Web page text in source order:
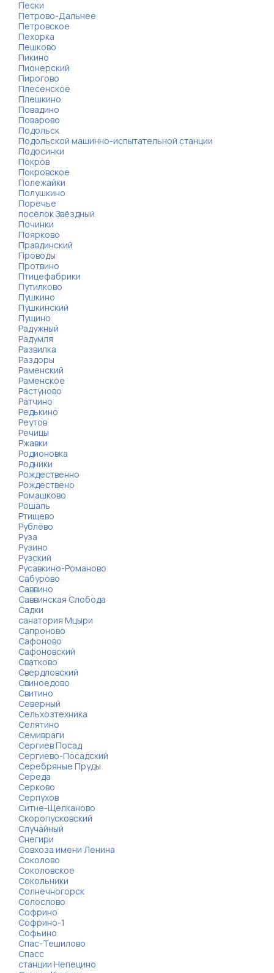
Пески
Петрово-Дальнее
Петровское
Пехорка
Пешково
Пикино
Пионерский
Пирогово
Плесенское
Плешкино
Повадино
Поварово
Подольск
Подольской машинно-испытательной станции
Подосинки
Покров
Покровское
Полежайки
Полушкино
Поречье
посёлок Звёздный
Починки
Поярково
Правдинский
Проводы
Протвино
Птицефабрики
Путилково
Пушкино
Пушкинский
Пущино
Радужный
Радумля
Развилка
Раздоры
Раменский
Раменское
Растуново
Ратчино
Редькино
Реутов
Речицы
Ржавки
Родионовка
Родники
Рождественно
Рождествено
Ромашково
Рошаль
Ртищево
Рублёво
Руза
Рузино
Рузский
Русавкино-Романово
Сабурово
Саввино
Саввинская Слобода
Садки
санатория Мцыри
Сапроново
Сафоново
Сафоновский
Сватково
Свердловский
Свиноедово
Свитино
Северный
Сельхозтехника
Селятино
Семивраги
Сергиев Посад
Сергиево-Посадский
Серебряные Пруды
Середа
Серково
Серпухов
Ситне-Щелканово
Скоропусковский
Случайный
Снегири
Совхоза имени Ленина
Соколово
Соколовское
Сокольники
Солнечногорск
Солослово
Софрино
Софрино-1
Софьино
Спас-Тешилово
Спасс
станции Непецино